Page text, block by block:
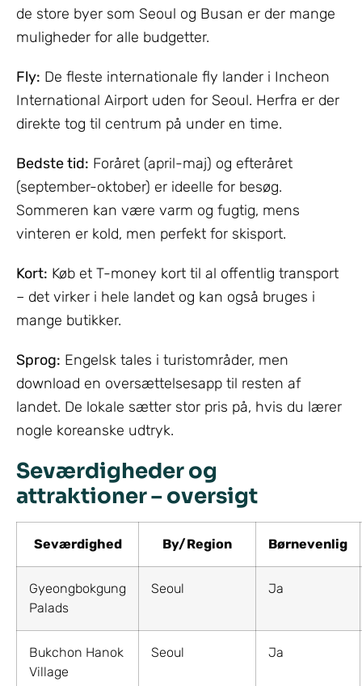
de store byer som Seoul og Busan er der mange
muligheder for alle budgetter.
Fly: De fleste internationale fly lander i Incheon
International Airport uden for Seoul. Herfra er der
direkte tog til centrum på under en time.
Bedste tid: Foråret (april-maj) og efteråret
(september-oktober) er ideelle for besøg.
Sommeren kan være varm og fugtig, mens
vinteren er kold, men perfekt for skisport.
Kort: Køb et T-money kort til al offentlig transport
– det virker i hele landet og kan også bruges i
mange butikker.
Sprog: Engelsk tales i turistområder, men
download en oversættelsesapp til resten af
landet. De lokale sætter stor pris på, hvis du lærer
nogle koreanske udtryk.
Seværdigheder og
attraktioner – oversigt
Seværdighed By/Region Børnevenlig
Gyeongbokgung
Palads
Seoul Ja
Bukchon Hanok
Village
Seoul Ja